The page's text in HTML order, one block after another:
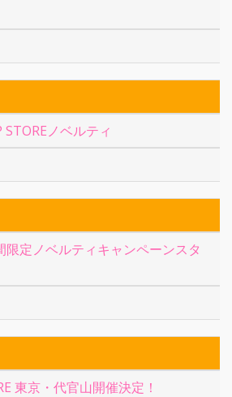
ノベルティ
限定ノベルティキャンペーンスタ
東京・代官山開催決定！